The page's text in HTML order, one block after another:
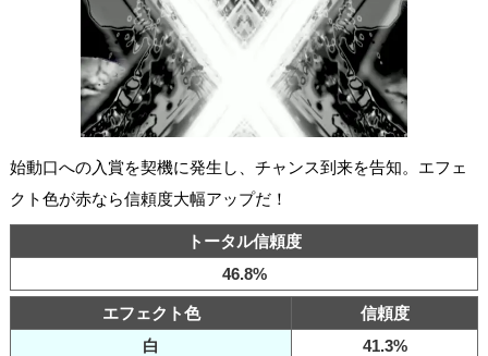
始動口への入賞を契機に発生し、チャンス到来を告知。エフェ
クト色が赤なら信頼度大幅アップだ！
トータル信頼度
46.8%
エフェクト色
信頼度
白
41.3%